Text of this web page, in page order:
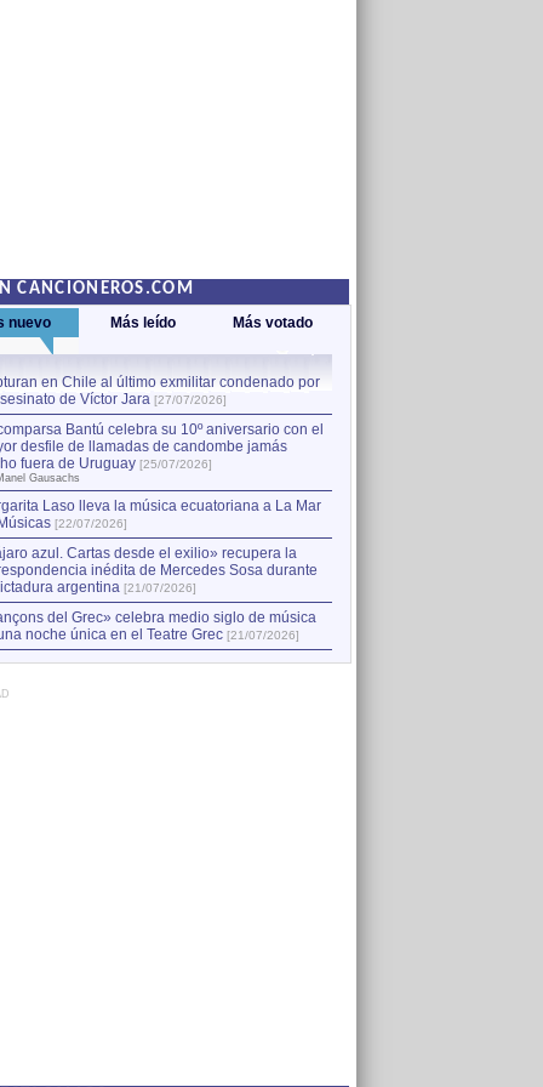
CANCIONEROS.COM
nuevo Más leído Más votado
en Chile al último exmilitar condenado por
de Víctor Jara [27/07/2026]
Bantú celebra su 10º aniversario con el
desfile de llamadas de candombe jamás
fuera de Uruguay [25/07/2026]
Gausachs
Laso lleva la música ecuatoriana a La Mar
[22/07/2026]
azul. Cartas desde el exilio» recupera la
inédita de Mercedes Sosa durante
argentina [21/07/2026]
del Grec» celebra medio siglo de música
noche única en el Teatre Grec [21/07/2026]